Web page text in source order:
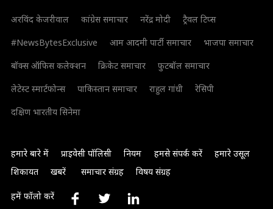
अरविंद केजरीवाल कांग्रेस समाचार नरेंद्र मोदी
ट्रैवल टिप्स
#NewsBytesExclusive
आम आदमी पार्टी समाचार
भाजपा समाचार
बॉक्स ऑफिस कलेक्शन
क्रिकेट समाचार
फुटबॉल समाचार
लेटेस्ट स्मार्टफोन्स
पाकिस्तान समाचार राहुल गांधी
रेसिपी
दक्षिण भारतीय सिनेमा
हमारे बारे में प्राइवेसी पॉलिसी नियम हमसे संपर्क करें
हमारे उसूल
शिकायत
खबरें समाचार संग्रह विषय संग्रह
हमें फॉलो करें